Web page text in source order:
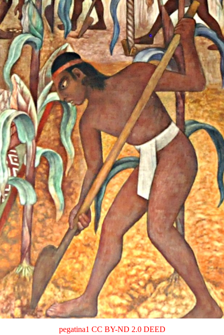
pegatina1 CC BY-ND 2.0 DEED